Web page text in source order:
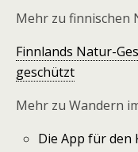
Mehr zu finnischen
Finnlands Natur-
geschützt
Mehr zu Wandern
Die App für den